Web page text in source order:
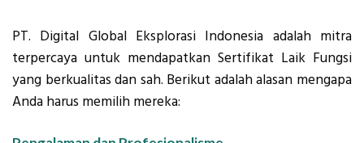
PT. Digital Global Eksplorasi Indonesia adalah mitra
terpercaya untuk mendapatkan Sertifikat Laik Fungsi
yang berkualitas dan sah. Berikut adalah alasan mengapa
Anda harus memilih mereka: